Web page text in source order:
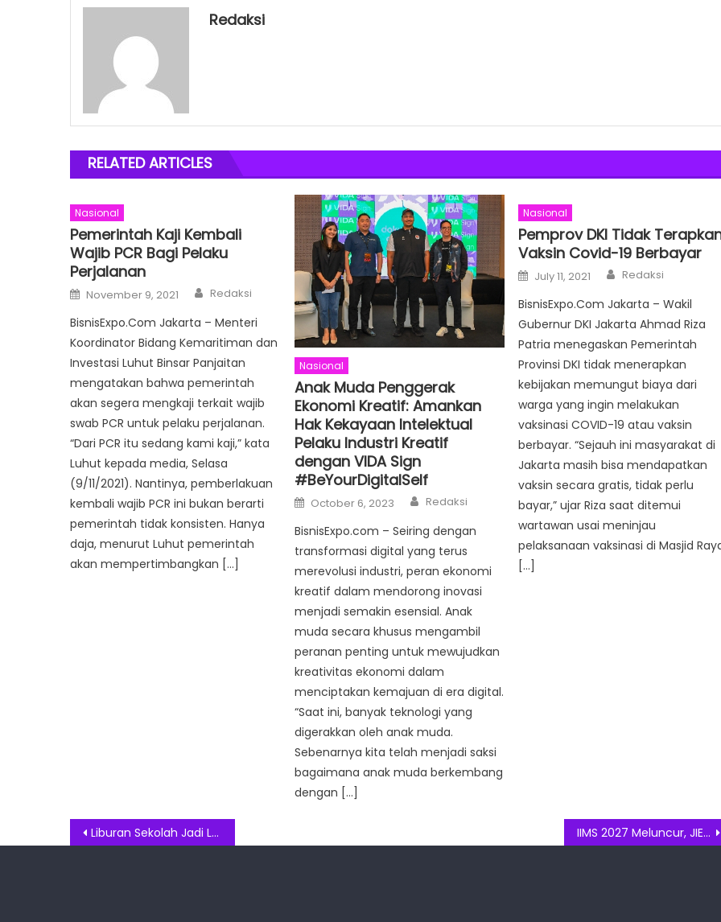
Redaksi
RELATED ARTICLES
Nasional
Pemerintah Kaji Kembali
Wajib PCR Bagi Pelaku
Perjalanan
Posted
on
November 9, 2021 Author
Redaksi
BisnisExpo.Com Jakarta – Menteri
Koordinator Bidang Kemaritiman dan
Investasi Luhut Binsar Panjaitan
mengatakan bahwa pemerintah
akan segera mengkaji terkait wajib
swab PCR untuk pelaku perjalanan.
“Dari PCR itu sedang kami kaji,” kata
Luhut kepada media, Selasa
(9/11/2021). Nantinya, pemberlakuan
kembali wajib PCR ini bukan berarti
pemerintah tidak konsisten. Hanya
daja, menurut Luhut pemerintah
akan mempertimbangkan […]
Nasional
Anak Muda Penggerak
Ekonomi Kreatif: Amankan
Hak Kekayaan Intelektual
Pelaku Industri Kreatif
dengan VIDA Sign
#BeYourDigitalSelf
Posted
on
October 6, 2023 Author
Redaksi
BisnisExpo.com – Seiring dengan
transformasi digital yang terus
merevolusi industri, peran ekonomi
kreatif dalam mendorong inovasi
menjadi semakin esensial. Anak
muda secara khusus mengambil
peranan penting untuk mewujudkan
kreativitas ekonomi dalam
menciptakan kemajuan di era digital.
“Saat ini, banyak teknologi yang
digerakkan oleh anak muda.
Sebenarnya kita telah menjadi saksi
bagaimana anak muda berkembang
dengan […]
Nasional
Pemprov DKI Tidak
Vaksin Covid-19 Berbayar
Posted
on
July 11, 2021 Author
Redaksi
BisnisExpo.Com Jakarta – Wakil
Gubernur DKI Jakarta Ahmad Riza
Patria menegaskan Pemerintah
Provinsi DKI tidak menerapkan
kebijakan memungut biaya dari
warga yang ingin melakukan
vaksinasi COVID-19 atau vaksin
berbayar. “Sejauh ini masyarakat di
Jakarta masih bisa mendapatkan
vaksin secara gratis, tidak perlu
bayar,” ujar Riza saat ditemui
wartawan usai meninjau
pelaksanaan vaksinasi di Masjid
[…]
Post
Liburan Sekolah Jadi Lebih Seru Bersama Bernie & Bella di Swiss-Belhotel Pondok Indah IIMS 2027 Meluncur, JIExpo Kemayoran Siap Tampung Pameran Otomotif Terbesar